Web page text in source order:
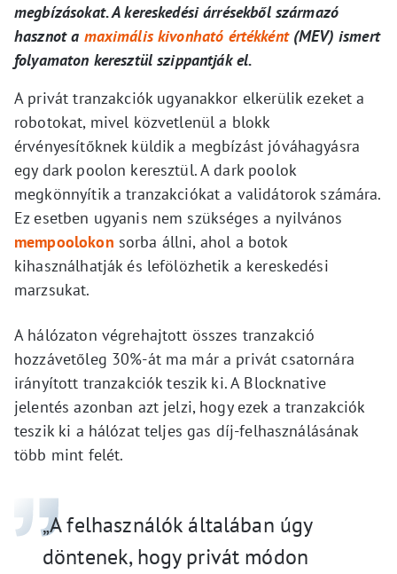
megbízásokat. A kereskedési árrésekből származó
hasznot a maximális kivonható értékként(MEV) ismert
folyamaton keresztül szippantják el.
A privát tranzakciók ugyanakkor elkerülik ezeket a
robotokat, mivel közvetlenül a blokk
érvényesítőknek küldik a megbízást jóváhagyásra
egy dark poolon keresztül. A dark poolok
megkönnyítik a tranzakciókat a validátorok számára.
Ez esetben ugyanis nem szükséges a nyilvános
mempoolokon sorba állni, ahol a botok
kihasználhatják és lefölözhetik a kereskedési
marzsukat.
A hálózaton végrehajtott összes tranzakció
hozzávetőleg 30%-át ma már a privát csatornára
irányított tranzakciók teszik ki. A Blocknative
jelentés azonban azt jelzi, hogy ezek a tranzakciók
teszik ki a hálózat teljes gas díj-felhasználásának
több mint felét.
„A felhasználók általában úgy
döntenek, hogy privát módon